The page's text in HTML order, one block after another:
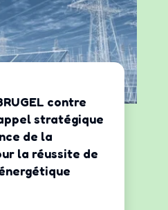
contre
stratégique
de la
la réussite de